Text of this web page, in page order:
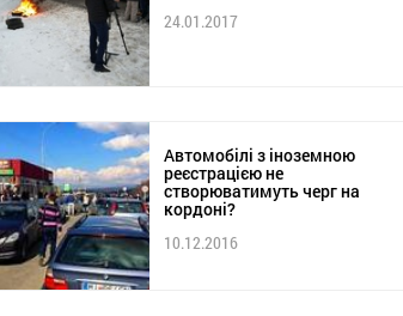
24.01.2017
Автомобілі з іноземною
реєстрацією не
створюватимуть черг на
кордоні?
10.12.2016